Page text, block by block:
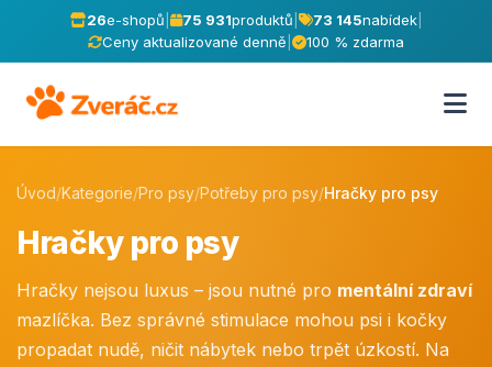
26e-shopů 75 931produktů 73 145nabídek|
Ceny aktualizované denně
100 % zdarma
Úvod/Kategorie/Pro psy/Potřeby pro psy/Hračky pro psy
Hračky pro psy
Hračky nejsou luxus – jsou nutné pro mentální zdraví
mazlíčka. Bez správné stimulace mohou psi i kočky
propadat nudě, ničit nábytek nebo trpět úzkostí. Na